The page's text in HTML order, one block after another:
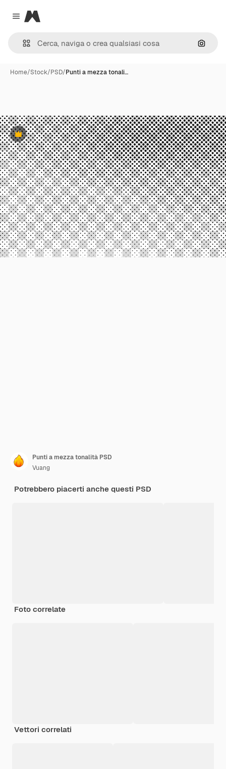
Close menu
Magnific
Cerca
Home/Stock/PSD/Punti a mezza tonali…
Premium
Punti a mezza tonalità PSD
Vuang
Potrebbero piacerti anche questi PSD
Foto correlate
Vettori correlati